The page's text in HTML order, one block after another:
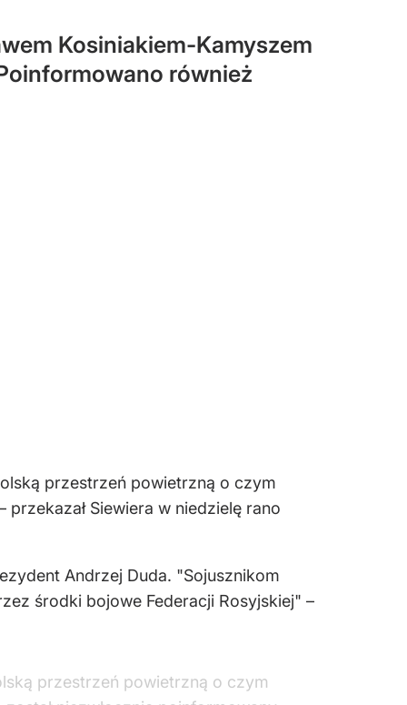
Kosiniakiem-Kamyszem
również
przestrzeń powietrzną o czym
Siewiera w niedzielę rano
Andrzej Duda. "Sojusznikom
środki bojowe Federacji Rosyjskiej" –
przestrzeń powietrzną o czym